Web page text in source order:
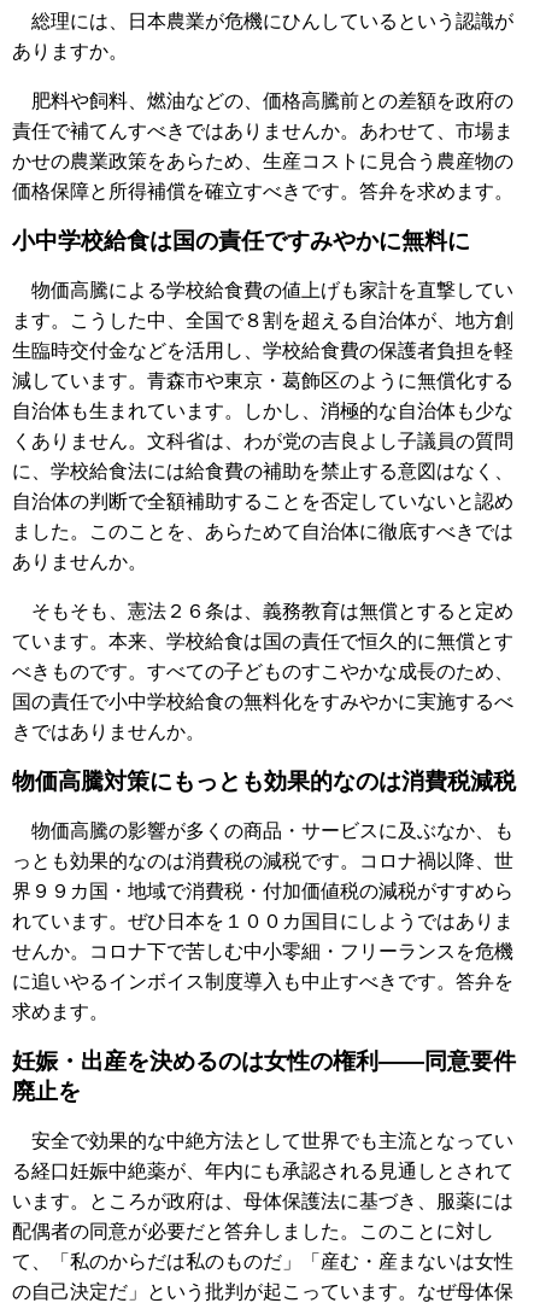
総理には、日本農業が危機にひんしているという認識が
ありますか。
肥料や飼料、燃油などの、価格高騰前との差額を政府の
責任で補てんすべきではありませんか。あわせて、市場ま
かせの農業政策をあらため、生産コストに見合う農産物の
価格保障と所得補償を確立すべきです。答弁を求めます。
小中学校給食は国の責任ですみやかに無料に
物価高騰による学校給食費の値上げも家計を直撃してい
ます。こうした中、全国で８割を超える自治体が、地方創
生臨時交付金などを活用し、学校給食費の保護者負担を軽
減しています。青森市や東京・葛飾区のように無償化する
自治体も生まれています。しかし、消極的な自治体も少な
くありません。文科省は、わが党の吉良よし子議員の質問
に、学校給食法には給食費の補助を禁止する意図はなく、
自治体の判断で全額補助することを否定していないと認め
ました。このことを、あらためて自治体に徹底すべきでは
ありませんか。
そもそも、憲法２６条は、義務教育は無償とすると定め
ています。本来、学校給食は国の責任で恒久的に無償とす
べきものです。すべての子どものすこやかな成長のため、
国の責任で小中学校給食の無料化をすみやかに実施するべ
きではありませんか。
物価高騰対策にもっとも効果的なのは消費税減税
物価高騰の影響が多くの商品・サービスに及ぶなか、も
っとも効果的なのは消費税の減税です。コロナ禍以降、世
界９９カ国・地域で消費税・付加価値税の減税がすすめら
れています。ぜひ日本を１００カ国目にしようではありま
せんか。コロナ下で苦しむ中小零細・フリーランスを危機
に追いやるインボイス制度導入も中止すべきです。答弁を
求めます。
妊娠・出産を決めるのは女性の権利――同意要件
廃止を
安全で効果的な中絶方法として世界でも主流となってい
る経口妊娠中絶薬が、年内にも承認される見通しとされて
います。ところが政府は、母体保護法に基づき、服薬には
配偶者の同意が必要だと答弁しました。このことに対し
て、「私のからだは私のものだ」「産む・産まないは女性
の自己決定だ」という批判が起こっています。なぜ母体保